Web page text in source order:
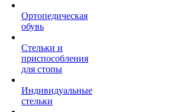
Ортопедическая
обувь
Стельки и
приспособления
для стопы
Индивидуальные
стельки